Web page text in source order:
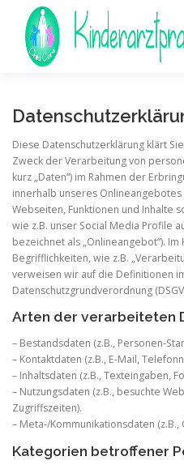
springen
TEAM
KONTAKT
Diese Datenschutzerklärung klärt
Zweck der Verarbeitung von
kurz „Daten“) im Rahmen der
innerhalb unseres
Webseiten, Funktionen und Inhalte
wie z.B. unser Social Media Profile
bezeichnet als „Onlineangebot“).
Begrifflichkeiten, wie z.B.
verweisen wir auf die Definitionen
Datenschutzgrundverordnung
Arten der verarbeiteten
– Bestandsdaten (z.B., Personen-
– Kontaktdaten (z.B., E-Mail,
– Inhaltsdaten (z.B., Texteingaben,
– Nutzungsdaten (z.B., besuchte
Zugriffszeiten).
– Meta-/Kommunikationsdaten
Kategorien betroffener